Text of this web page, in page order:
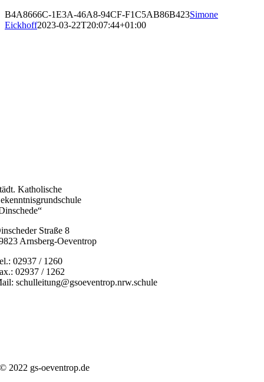
B4A8666C-1E3A-46A8-94CF-F1C5AB86B423Simone
Eickhoff2023-03-22T20:07:44+01:00
Katholische
Straße 8
Arnsberg-Oeventrop
02937 / 1260
02937 / 1262
schulleitung@gsoeventrop.nrw.schule
© 2022 gs-oeventrop.de